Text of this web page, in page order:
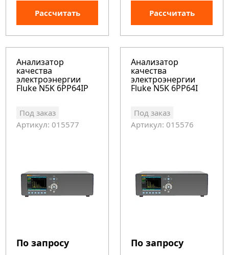
Рассчитать Рассчитать
Анализатор
качества
электроэнергии
Fluke N5K 6PP64IP
Под заказ
Артикул: 015577
По запросу
Анализатор
качества
электроэнергии
Fluke N5K 6PP64I
Под заказ
Артикул: 015576
По запросу